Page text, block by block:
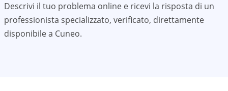
Descrivi il tuo problema online e ricevi la risposta di un
professionista specializzato, verificato, direttamente
disponibile a Cuneo.